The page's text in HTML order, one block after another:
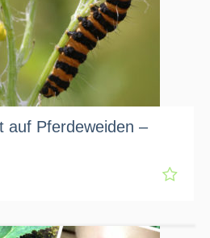
auf Pferdeweiden –